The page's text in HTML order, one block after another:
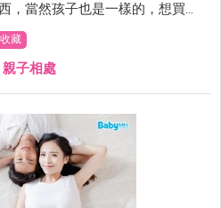
，當然孩子也是一樣的，想買自
的，所以這篇文章的重點，在於
子選擇自己喜歡且適合自己的玩
收藏
親子相處